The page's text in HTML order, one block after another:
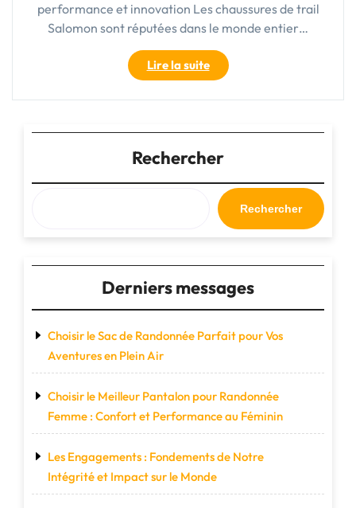
performance et innovation Les chaussures de trail
Salomon sont réputées dans le monde entier…
Lire la suite"Découvrez
l’excellence
des
de
trail
Salomon"
Rechercher
Rechercher
Derniers messages
Choisir le Sac de Randonnée Parfait pour Vos
Aventures en Plein Air
Choisir le Meilleur Pantalon pour Randonnée
Femme : Confort et Performance au Féminin
Les Engagements : Fondements de Notre
Intégrité et Impact sur le Monde